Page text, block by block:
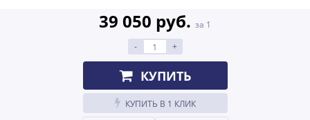
39 050 руб. за 1
-
+
КУПИТЬ
КУПИТЬ В 1 КЛИК